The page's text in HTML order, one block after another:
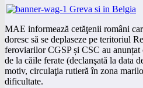
MAE informează cetăţenii români
doresc să se deplaseze pe teritoriul
feroviarilor CGSP și CSC au
de la căile ferate (declanşată la data
motiv, circulaţia rutieră în zona
dificultate.